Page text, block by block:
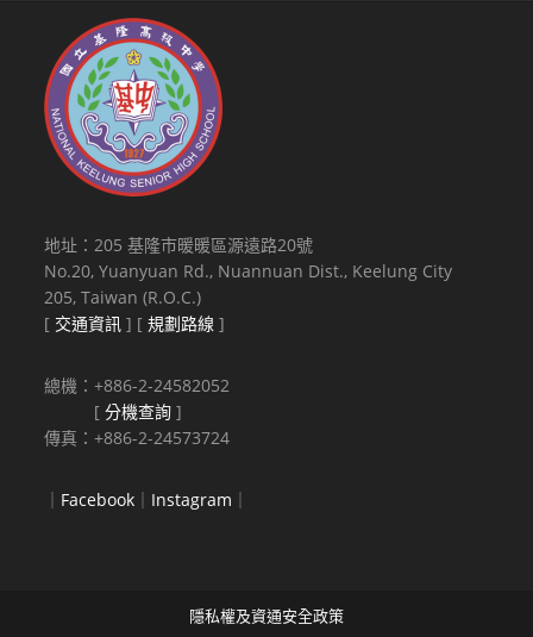
地址：205 基隆市暖暖區源遠路20號
No.20, Yuanyuan Rd., Nuannuan Dist., Keelung City
205, Taiwan (R.O.C.)
[ 交通資訊 ] [規劃路線 ]
總機：+886-2-24582052
[分機查詢 ]
傳真：+886-2-24573724
Facebook Instagram
隱私權及資通安全政策